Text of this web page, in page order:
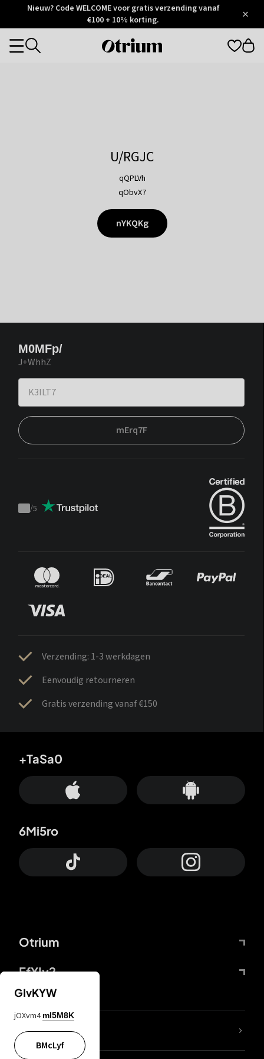
Otrium
Trustpilot
Nieuw? Code WELCOME voor gratis verzending vanaf
€100 + 10% korting.
Otrium
Categories
U/RGJC
qQPLVh
qObvX7
nYKQKg
M0MFp/
J+WhhZ
mErq7F
Trustpilot
/5
Verzending: 1-3 werkdagen
Eenvoudig retourneren
Gratis verzending vanaf €150
Otrium
FfYIy2
+TaSa0
6Mi5ro
KIjvtr
GIvKYW
jOXvm4 mI5M8K
BMcLyf